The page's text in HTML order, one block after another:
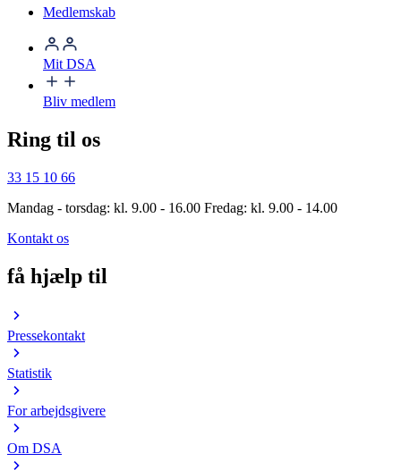
Medlemskab
Mit DSA
Bliv medlem
Ring til os
33 15 10 66
Mandag - torsdag: kl. 9.00 - 16.00 Fredag: kl. 9.00 - 14.00
Kontakt os
få hjælp til
Pressekontakt
Statistik
For arbejdsgivere
Om DSA